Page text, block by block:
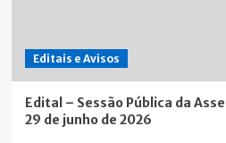
Editais e Avisos
Edital – Sessão Pública da
29 de junho de 2026